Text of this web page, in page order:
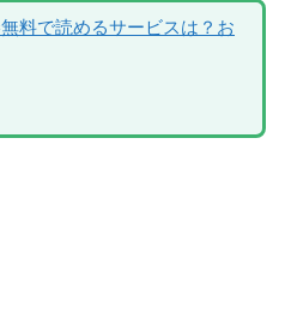
料で読めるサービスは？お